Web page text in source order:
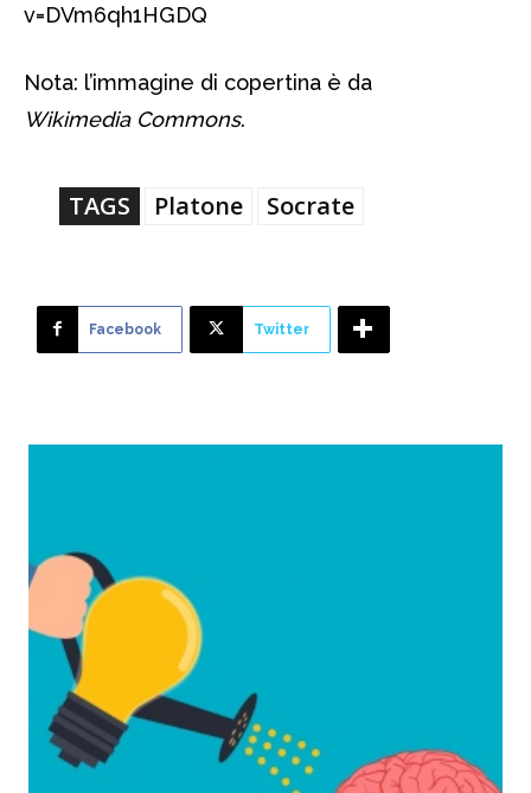
v=DVm6qh1HGDQ
Nota: l’immagine di copertina è da
Wikimedia Commons.
TAGS Platone Socrate
Facebook Twitter